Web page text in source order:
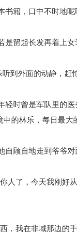
书籍，口中不时地呢
留起长发再着上女
听到外面的动静，赶
轻时曾是军队里的医
中的林乐，每日最大
自顾自地走到爷爷对
人了，今天我刚好
，我在非域那边的